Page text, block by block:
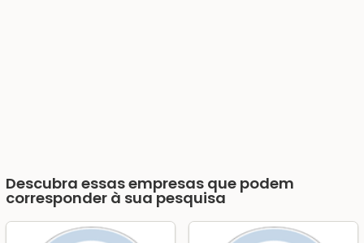
Descubra essas empresas que podem
corresponder à sua pesquisa